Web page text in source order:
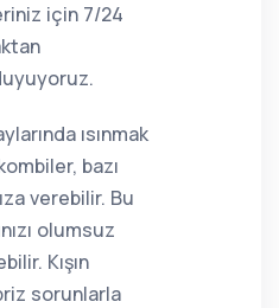
için 7/24
ısınmak
bazı
verebilir. Bu
olumsuz
Kışın
sorunlarla